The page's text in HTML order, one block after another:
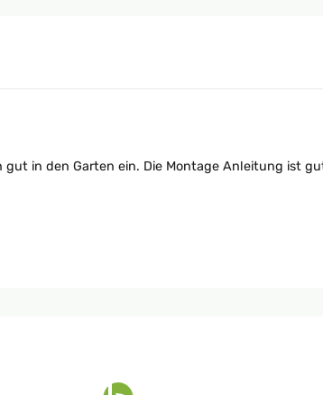
in den Garten ein. Die Montage Anleitung ist